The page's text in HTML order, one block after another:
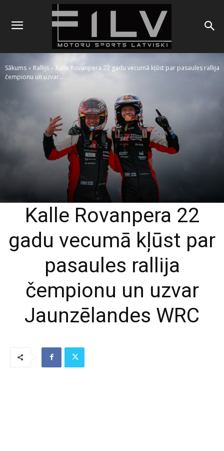
Sākums Rallijs
Kalle Rovanpera 22 gadu vecumā kļūst par pasaules rallija
čempionu un uzvar...
Kalle Rovanpera 22
gadu vecumā kļūst par
pasaules rallija
čempionu un uzvar
Jaunzēlandes WRC